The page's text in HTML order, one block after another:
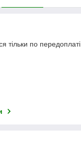
тільки по передоплаті.